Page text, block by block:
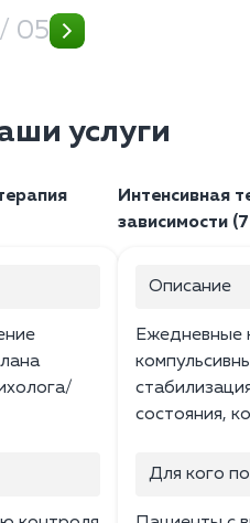
/ 05
услуги
Интенсивная
зависимости
Описание
Ежедневные
состояния,
Для кого